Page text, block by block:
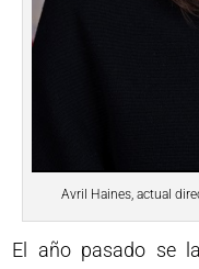
Avril Haines, actual
El año pasado se